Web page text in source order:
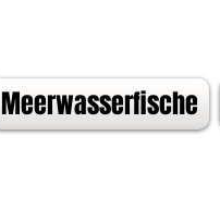
Meerwasserfische